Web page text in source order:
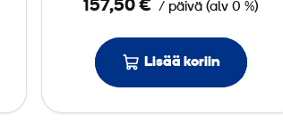
a
l
j
a
m
157,50 € / päivä (alv 0 %)
Lisää koriin